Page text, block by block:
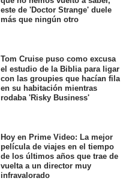
este de 'Doctor Strange' duele
más que ningún otro
Tom Cruise puso como excusa
el estudio de la Biblia para ligar
con las groupies que hacían fila
en su habitación mientras
rodaba 'Risky Business'
Hoy en Prime Video: La mejor
película de viajes en el tiempo
de los últimos años que trae de
vuelta a un director muy
infravalorado